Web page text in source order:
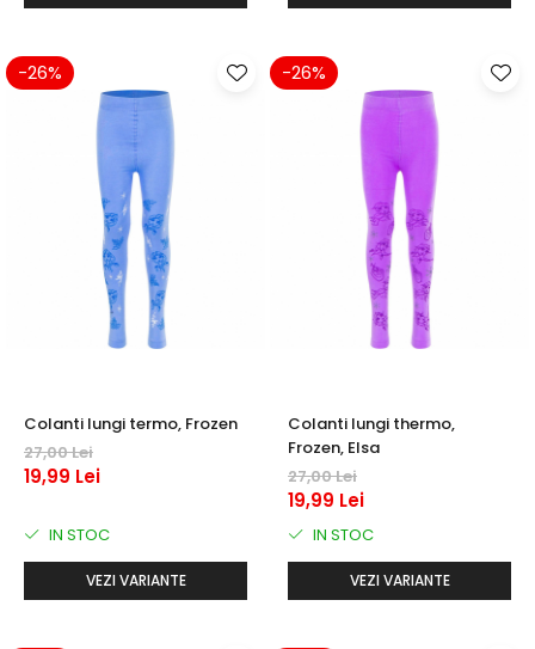
-26%
Colanti lungi termo, Frozen
27,00 Lei
19,99 Lei
IN STOC
VEZI VARIANTE
-26%
Colanti lungi thermo,
Frozen, Elsa
27,00 Lei
19,99 Lei
IN STOC
VEZI VARIANTE